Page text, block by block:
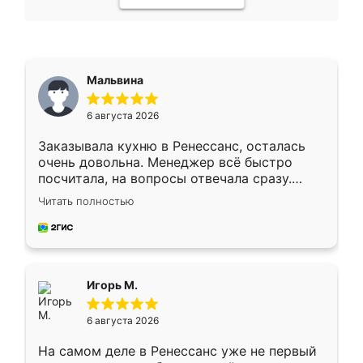
Мальвина
6 августа 2026
Заказывала кухню в Ренессанс, осталась
очень довольна. Менеджер всё быстро
посчитала, на вопросы отвечала сразу.
Замерщик приехал в субботу, подошёл к
делу со всей ответственностью. Собрали
за день, ребята работали аккуратно, даже
Читать полностью
Игорь М.
6 августа 2026
На самом деле в Ренессанс уже не первый